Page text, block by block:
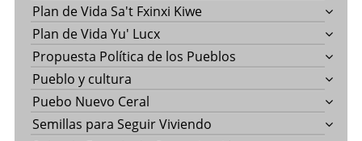
Plan de Vida Sa't Fxinxi Kiwe
Plan de Vida Yu' Lucx
Propuesta Política de los Pueblos
Pueblo y cultura
Puebo Nuevo Ceral
Semillas para Seguir Viviendo